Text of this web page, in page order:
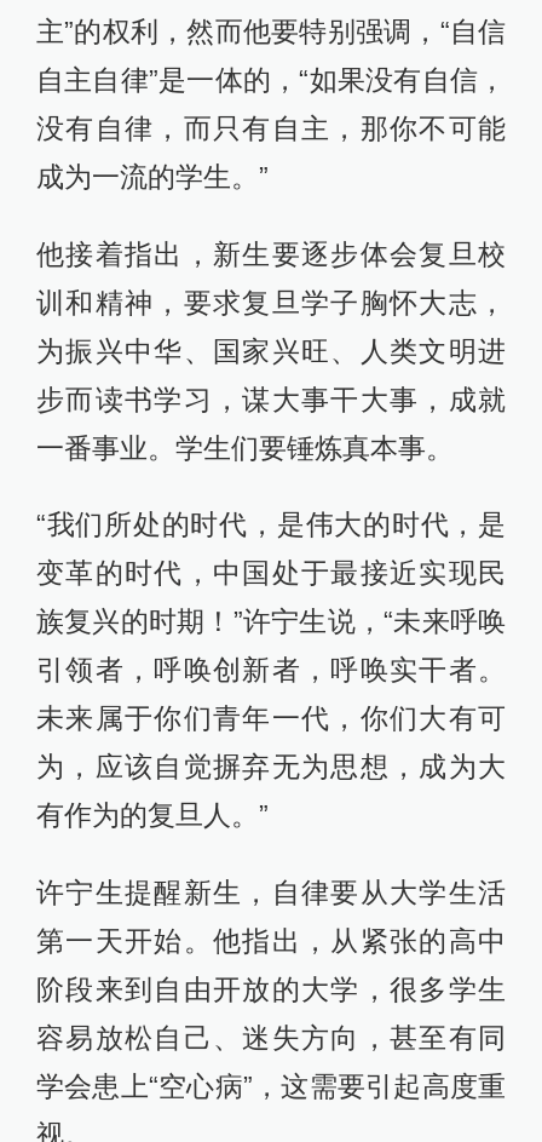
主”的权利，然而他要特别强调，“自信
自主自律”是一体的，“如果没有自信，
没有自律，而只有自主，那你不可能
成为一流的学生。”
他接着指出，新生要逐步体会复旦校
训和精神，要求复旦学子胸怀大志，
为振兴中华、国家兴旺、人类文明进
步而读书学习，谋大事干大事，成就
一番事业。学生们要锤炼真本事。
“我们所处的时代，是伟大的时代，是
变革的时代，中国处于最接近实现民
族复兴的时期！”许宁生说，“未来呼唤
引领者，呼唤创新者，呼唤实干者。
未来属于你们青年一代，你们大有可
为，应该自觉摒弃无为思想，成为大
有作为的复旦人。”
许宁生提醒新生，自律要从大学生活
第一天开始。他指出，从紧张的高中
阶段来到自由开放的大学，很多学生
容易放松自己、迷失方向，甚至有同
学会患上“空心病”，这需要引起高度重
视。